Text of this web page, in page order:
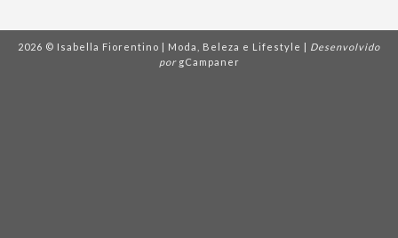
2026 © Isabella Fiorentino | Moda, Beleza e Lifestyle | Desenvolvido
por gCampaner